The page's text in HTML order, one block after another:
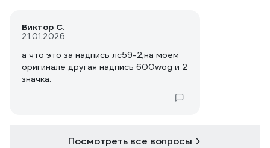
Виктор С.
21.01.2026
а что это за надпись лс59-2,на моем
оригинале другая надпись 600wog и 2
значка.
Посмотреть все вопросы